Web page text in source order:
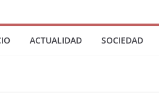
ACTUALIDAD SOCIEDAD